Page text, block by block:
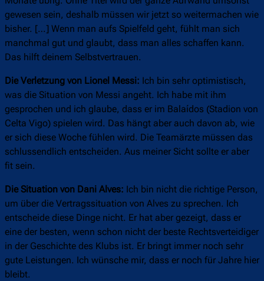
gewesen sein, deshalb müssen wir jetzt so weitermachen wie
bisher. […] Wenn man aufs Spielfeld geht, fühlt man sich
manchmal gut und glaubt, dass man alles schaffen kann.
Das hilft deinem Selbstvertrauen.
Die Verletzung von Lionel Messi: Ich bin sehr optimistisch,
was die Situation von Messi angeht. Ich habe mit ihm
gesprochen und ich glaube, dass er im Balaídos (Stadion von
Celta Vigo) spielen wird. Das hängt aber auch davon ab, wie
er sich diese Woche fühlen wird. Die Teamärzte müssen das
schlussendlich entscheiden. Aus meiner Sicht sollte er aber
fit sein.
Die Situation von Dani Alves: Ich bin nicht die richtige Person,
um über die Vertragssituation von Alves zu sprechen. Ich
entscheide diese Dinge nicht. Er hat aber gezeigt, dass er
eine der besten, wenn schon nicht der beste Rechtsverteidiger
in der Geschichte des Klubs ist. Er bringt immer noch sehr
gute Leistungen. Ich wünsche mir, dass er noch für Jahre hier
bleibt.